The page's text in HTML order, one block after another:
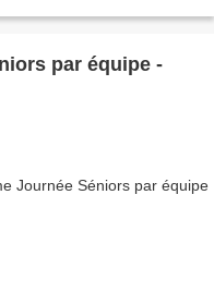
par équipe -